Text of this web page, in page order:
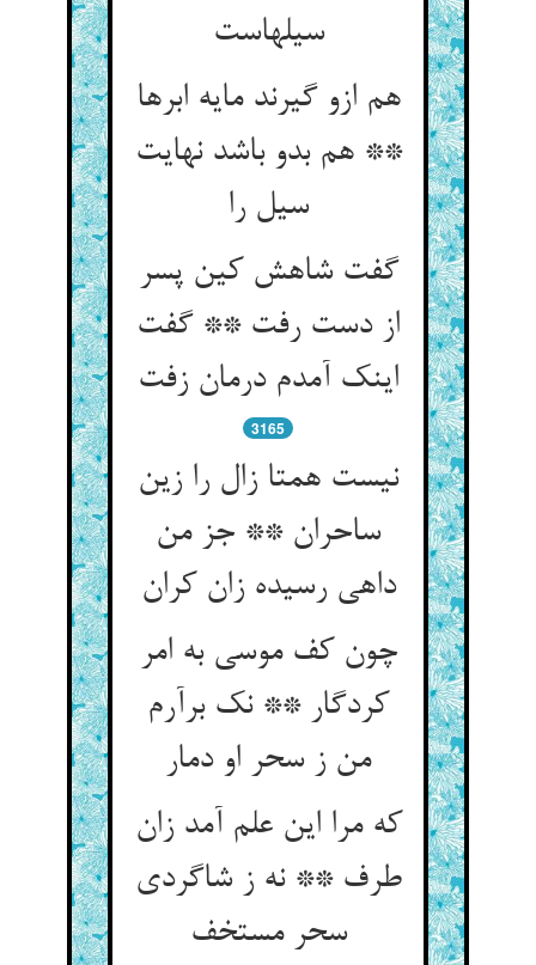
سیلهاست
هم ازو گیرند مایه ابرها
** هم بدو باشد نهایت
سیل را
گفت شاهش کین پسر
از دست رفت ** گفت
اینک آمدم درمان زفت
3165
نیست همتا زال را زین
ساحران ** جز من
داهی رسیده زان کران
چون کف موسی به امر
کردگار ** نک برآرم
من ز سحر او دمار
که مرا این علم آمد زان
طرف ** نه ز شاگردی
سحر مستخف